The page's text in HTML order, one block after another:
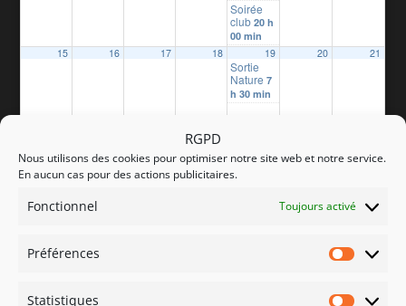
RGPD
Nous utilisons des cookies pour optimiser notre site web et notre service.
En aucun cas pour des actions publicitaires.
Fonctionnel Toujours activé
Préférences
Statistiques
Soirée
club20 h
00 min
15 16 17 18 19
Sortie
Nature7
h 30 min
20 21
25
Soirée
club20 h
00 min